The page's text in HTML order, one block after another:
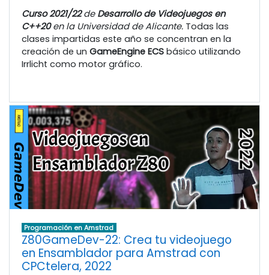
Curso 2021/22de Desarrollo de Videojuegos en
C++20en la Universidad de Alicante. Todas las
clases impartidas este año se concentran en la
creación de un GameEngine ECS básico utilizando
Irrlicht como motor gráfico.
Programación en Amstrad
Z80GameDev-22: Crea tu videojuego
en Ensamblador para Amstrad con
CPCtelera, 2022